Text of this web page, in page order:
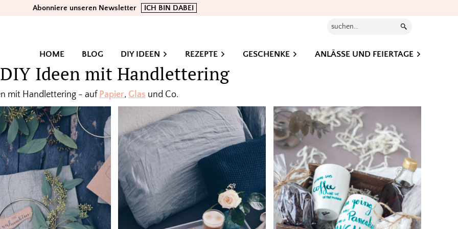
Abonniere unseren Newsletter ICH BIN DABEI
Suchen...
HOME BLOG DIY IDEEN REZEPTE GESCHENKE ANLÄSSE UND FEIERTAGE
DIY Ideen mit Handlettering
mit Handlettering - auf Papier, Glas und Co.